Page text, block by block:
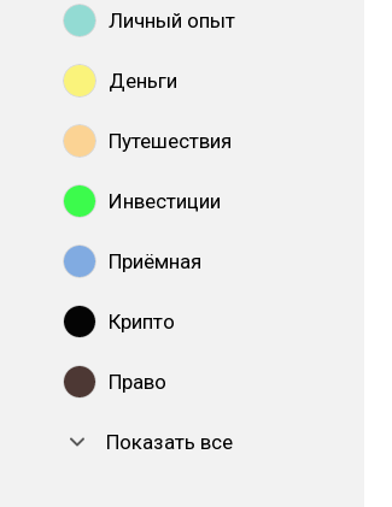
Личный опыт
Деньги
Путешествия
Инвестиции
Приёмная
Крипто
Право
Показать все